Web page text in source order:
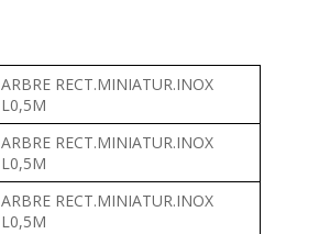
ARBRE RECT.MINIATUR.INOX
L0,5M
ARBRE RECT.MINIATUR.INOX
L0,5M
ARBRE RECT.MINIATUR.INOX
L0,5M